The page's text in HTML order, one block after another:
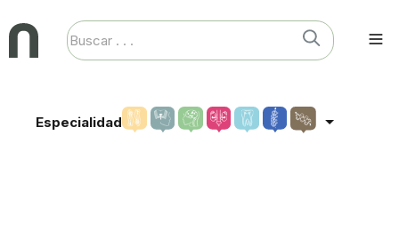
Especialidad